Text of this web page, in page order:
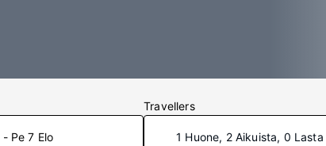
Pe 7 Elo
Travellers
1 Huone, 2 Aikuista, 0 Lasta